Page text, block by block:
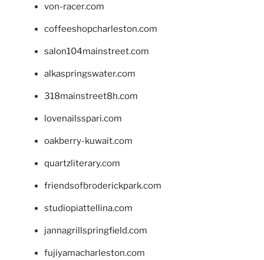
von-racer.com
coffeeshopcharleston.com
salon104mainstreet.com
alkaspringswater.com
318mainstreet8h.com
lovenailsspari.com
oakberry-kuwait.com
quartzliterary.com
friendsofbroderickpark.com
studiopiattellina.com
jannagrillspringfield.com
fujiyamacharleston.com